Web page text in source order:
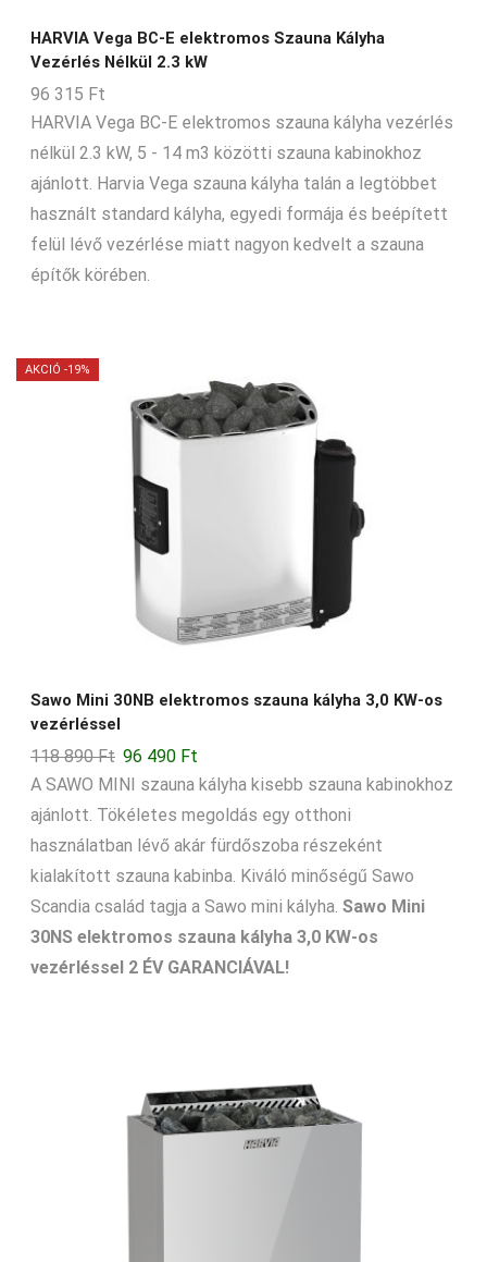
HARVIA Vega BC-E elektromos Szauna Kályha
Vezérlés Nélkül 2.3 kW
96 315 Ft
HARVIA Vega BC-E elektromos szauna kályha vezérlés
nélkül 2.3 kW, 5 - 14 m3 közötti szauna kabinokhoz
ajánlott. Harvia Vega szauna kályha talán a legtöbbet
használt standard kályha, egyedi formája és beépített
felül lévő vezérlése miatt nagyon kedvelt a szauna
építők körében.
AKCIÓ -19%
Sawo Mini 30NB elektromos szauna kályha 3,0 KW-os
vezérléssel
118 890Ft Original
price
was:
118
96 490 Ft
price
is:
96
A SAWO MINI szauna kályha kisebb szauna kabinokhoz
ajánlott. Tökéletes megoldás egy otthoni
használatban lévő akár fürdőszoba részeként
kialakított szauna kabinba. Kiváló minőségű Sawo
Scandia család tagja a Sawo mini kályha. Sawo Mini
30NS elektromos szauna kályha 3,0 KW-os
vezérléssel 2 ÉV GARANCIÁVAL!